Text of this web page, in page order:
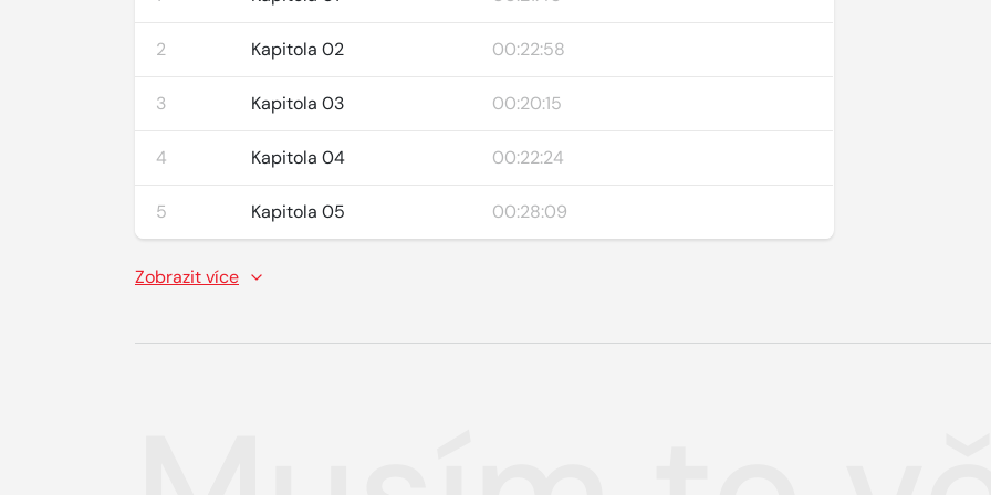
2 Kapitola 02 00:22:58
3 Kapitola 03 00:20:15
4 Kapitola 04 00:22:24
5 Kapitola 05 00:28:09
Zobrazit více